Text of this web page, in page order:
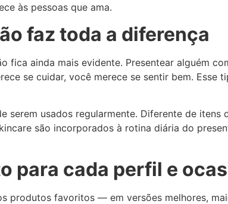
às pessoas que ama.
faz toda a diferença
fica ainda mais evidente. Presentear alguém
se cuidar, você merece se sentir bem. Esse
serem usados regularmente. Diferente de itens
são incorporados à rotina diária do
para cada perfil e
produtos favoritos — em versões melhores,